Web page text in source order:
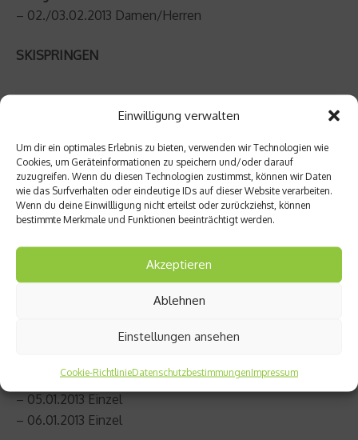
Einwilligung verwalten
Um dir ein optimales Erlebnis zu bieten, verwenden wir Technologien wie
Cookies, um Geräteinformationen zu speichern und/oder darauf
zuzugreifen. Wenn du diesen Technologien zustimmst, können wir Daten
wie das Surfverhalten oder eindeutige IDs auf dieser Website verarbeiten.
Wenn du deine Einwillligung nicht erteilst oder zurückziehst, können
bestimmte Merkmale und Funktionen beeinträchtigt werden.
Akzeptieren
Ablehnen
Einstellungen ansehen
Cookie-RichtlinieDatenschutzbestimmungenImpressum
– 02./03.02.2013 Damen/Herren
SKISPRINGEN
Hinterzarten
– 17.08.2012 Einzel Damen
– 18.08.2012 Mixed-Team (Weltpremiere)
Klingenthal
– 03.10.2012 Einzel Herren
Schonach
– 05.01.2013 Einzel
– 06.01.2013 Einzel